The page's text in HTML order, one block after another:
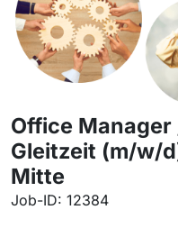
Office
Gleitzeit (m/w/
Mitte
Job-ID: 12384